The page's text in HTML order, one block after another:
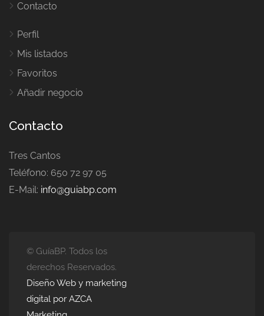
Contacto
Perfil
Mis listados
Favoritos
Añadir negocio
Contacto
Tres Cantos
Teléfono: 650 72 97 05
E-Mail: info@guiabp.com
© GuíaBP. Todos los
derechos Reservados.
Diseño Web y marketing
digital por AZCA